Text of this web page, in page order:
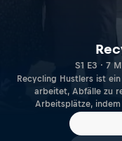
S1 E3 · 7
Recycling Hustlers ist
arbeitet, Abfälle zu
Arbeitsplätze,